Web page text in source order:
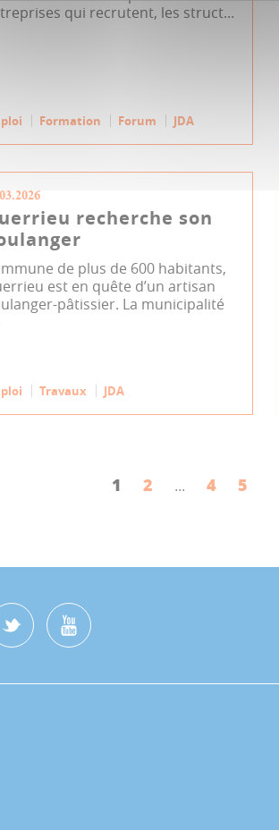
qui recrutent, les struct...
Formation Forum JDA
recherche son
de plus de 600 habitants,
est en quête d’un artisan
pâtissier. La municipalité
Travaux JDA
1 2 ... 4 5